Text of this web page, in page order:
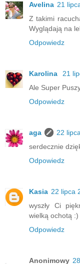
Avelina 21
Z takimi
Wyglądają na
Odpowiedz
Karolina
21
Ale Super
Odpowiedz
aga
22
serdecznie
Odpowiedz
Kasia 22 lipca
wyszły Ci
wielką ochotą :)
Odpowiedz
Anonimowy